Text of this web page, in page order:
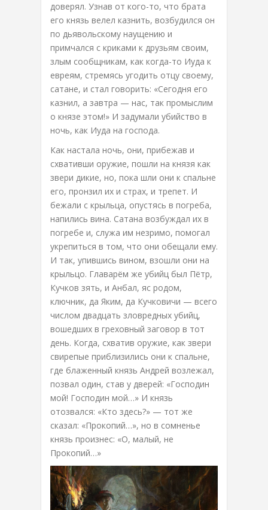
доверял. Узнав от кого-то, что брата
его князь велел казнить, возбудился он
по дьявольскому наущению и
примчался с криками к друзьям своим,
злым сообщникам, как когда-то Иуда к
евреям, стремясь угодить отцу своему,
сатане, и стал говорить: «Сегодня его
казнил, а завтра — нас, так промыслим
о князе этом!» И задумали убийство в
ночь, как Иуда на господа.
Как настала ночь, они, прибежав и
схвативши оружие, пошли на князя как
звери дикие, но, пока шли они к спальне
его, пронзил их и страх, и трепет. И
бежали с крыльца, опустясь в погреба,
напились вина. Сатана возбуждал их в
погребе и, служа им незримо, помогал
укрепиться в том, что они обещали ему.
И так, упившись вином, взошли они на
крыльцо. Главарём же убийц был Пётр,
Кучков зять, и Анбал, яс родом,
ключник, да Яким, да Кучковичи — всего
числом двадцать зловредных убийц,
вошедших в греховный заговор в тот
день. Когда, схватив оружие, как звери
свирепые приблизились они к спальне,
где блаженный князь Андрей возлежал,
позвал один, став у дверей: «Господин
мой! Господин мой…» И князь
отозвался: «Кто здесь?» — тот же
сказал: «Прокопий…», но в сомненье
князь произнес: «О, малый, не
Прокопий…»